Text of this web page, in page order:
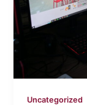
Uncategorized